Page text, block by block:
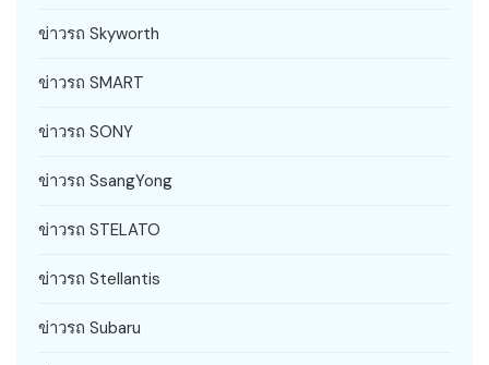
ข่าวรถ Skyworth
ข่าวรถ SMART
ข่าวรถ SONY
ข่าวรถ SsangYong
ข่าวรถ STELATO
ข่าวรถ Stellantis
ข่าวรถ Subaru